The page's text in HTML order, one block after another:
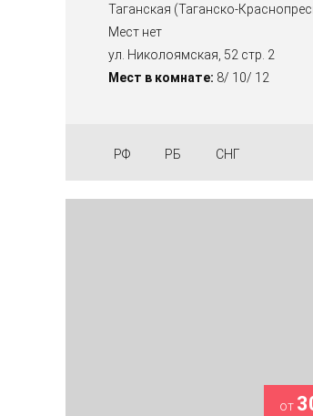
Таганская (Таганско-
Мест нет
ул. Николоямская, 52 стр. 2
Мест в комнате: 8/ 10/ 12
РФ РБ СНГ
от